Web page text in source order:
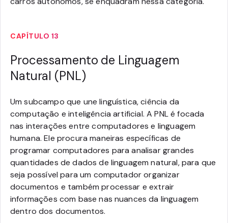
CAPÍTULO 13
Processamento de Linguagem
Natural (PNL)
Um subcampo que une linguística, ciência da
computação e inteligência artificial. A PNL é focada
nas interações entre computadores e linguagem
humana. Ele procura maneiras específicas de
programar computadores para analisar grandes
quantidades de dados de linguagem natural, para que
seja possível para um computador organizar
documentos e também processar e extrair
informações com base nas nuances da linguagem
dentro dos documentos.